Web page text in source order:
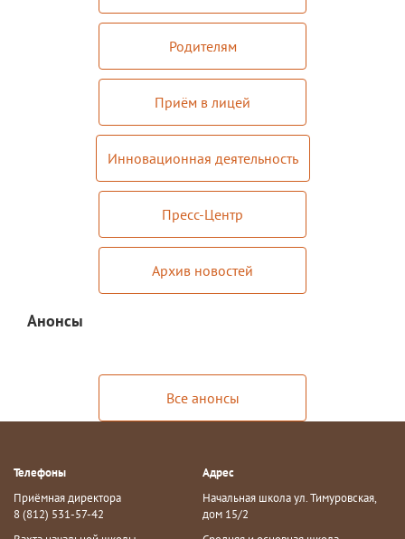
Предписания органов надзора
Обращение директора
Результаты самообследования
Реализация антикоррупционной
политики
Учебный процесс
Начальная школа
Итоговая аттестация
Родителям
Приём в лицей
Инновационная деятельность
Пресс-Центр
Архив новостей
Анонсы
Все анонсы
Телефоны
Приёмная директора
8 (812) 531-57-42
Адрес
Начальная школа ул. Тимуровская,
дом 15/2